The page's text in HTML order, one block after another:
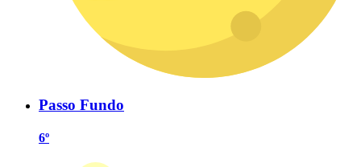
Passo Fundo
6º